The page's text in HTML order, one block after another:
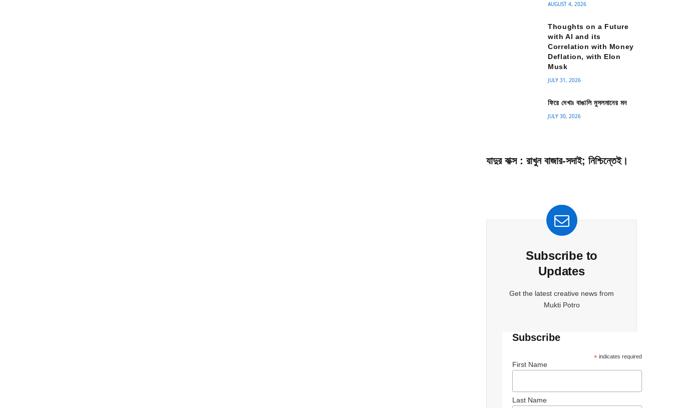
AUGUST 4, 2026
Thoughts on a Future
with AI and its
Correlation with Money
Deflation, with Elon
Musk
JULY 31, 2026
ফিরে দেখাঃ বাঙালি মুসলমানের মন
JULY 30, 2026
যাদুর বাক্স : রাখুন বাজার-সদাই; নিশ্চিন্তেই।
Subscribe to
Updates
Get the latest creative news from
Mukti Potro
Subscribe
* indicates required
First Name
Last Name